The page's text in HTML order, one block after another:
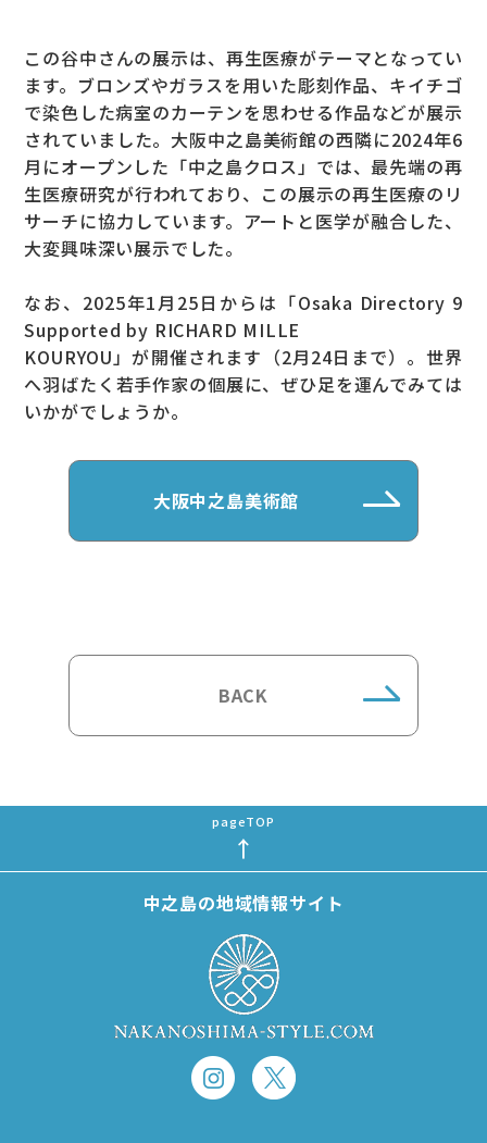
この谷中さんの展示は、再生医療がテーマとなってい
ます。ブロンズやガラスを用いた彫刻作品、キイチゴ
で染色した病室のカーテンを思わせる作品などが展示
されていました。大阪中之島美術館の西隣に2024年6
月にオープンした「中之島クロス」では、最先端の再
生医療研究が行われており、この展示の再生医療のリ
サーチに協力しています。アートと医学が融合した、
大変興味深い展示でした。
なお、2025年1月25日からは「Osaka Directory 9
Supported by RICHARD MILLE
KOURYOU」が開催されます（2月24日まで）。世界
へ羽ばたく若手作家の個展に、ぜひ足を運んでみては
いかがでしょうか。
大阪中之島美術館
BACK
中之島の地域情報サイト